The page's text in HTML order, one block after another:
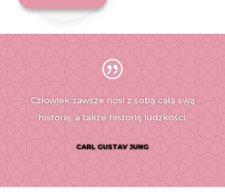
Człowiek zawsze nosi z sobą całą swą
historię, a także historię ludzkości.
CARL GUSTAV JUNG